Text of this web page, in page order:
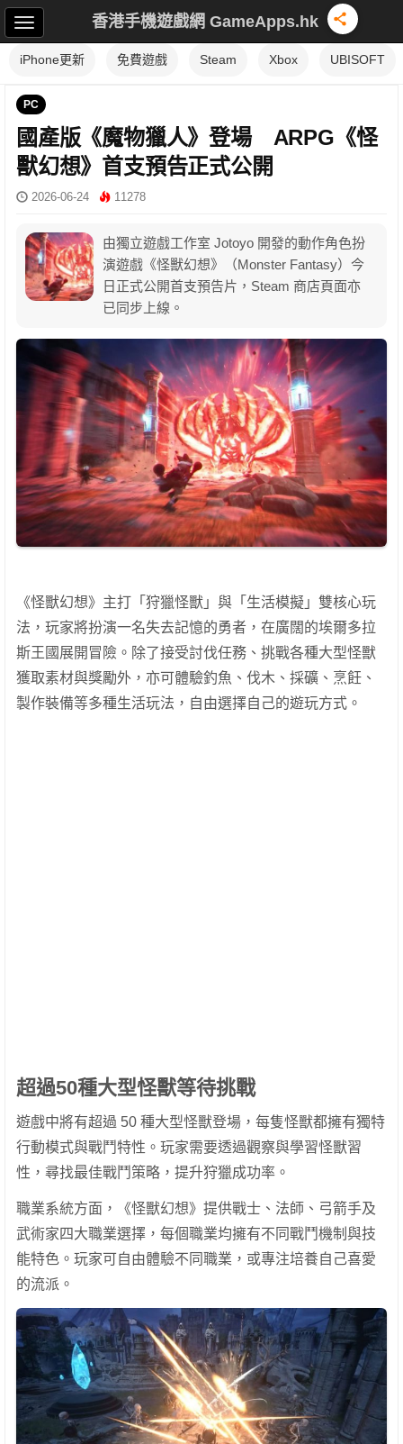
香港手機遊戲網 GameApps.hk
iPhone更新 免費遊戲 Steam Xbox UBISOFT
PC
國產版《魔物獵人》登場 ARPG《怪
獸幻想》首支預告正式公開
2026-06-24 11278
由獨立遊戲工作室 Jotoyo 開發的動作角色扮
演遊戲《怪獸幻想》（Monster Fantasy）今
日正式公開首支預告片，Steam 商店頁面亦
已同步上線。
《怪獸幻想》主打「狩獵怪獸」與「生活模擬」雙核心玩
法，玩家將扮演一名失去記憶的勇者，在廣闊的埃爾多拉
斯王國展開冒險。除了接受討伐任務、挑戰各種大型怪獸
獲取素材與獎勵外，亦可體驗釣魚、伐木、採礦、烹飪、
製作裝備等多種生活玩法，自由選擇自己的遊玩方式。
超過50種大型怪獸等待挑戰
遊戲中將有超過 50 種大型怪獸登場，每隻怪獸都擁有獨特
行動模式與戰鬥特性。玩家需要透過觀察與學習怪獸習
性，尋找最佳戰鬥策略，提升狩獵成功率。
職業系統方面，《怪獸幻想》提供戰士、法師、弓箭手及
武術家四大職業選擇，每個職業均擁有不同戰鬥機制與技
能特色。玩家可自由體驗不同職業，或專注培養自己喜愛
的流派。